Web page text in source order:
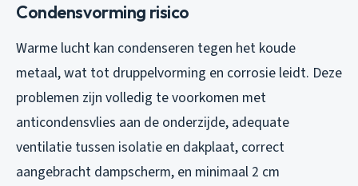
Condensvorming risico
Warme lucht kan condenseren tegen het koude
metaal, wat tot druppelvorming en corrosie leidt. Deze
problemen zijn volledig te voorkomen met
anticondensvlies aan de onderzijde, adequate
ventilatie tussen isolatie en dakplaat, correct
aangebracht dampscherm, en minimaal 2 cm